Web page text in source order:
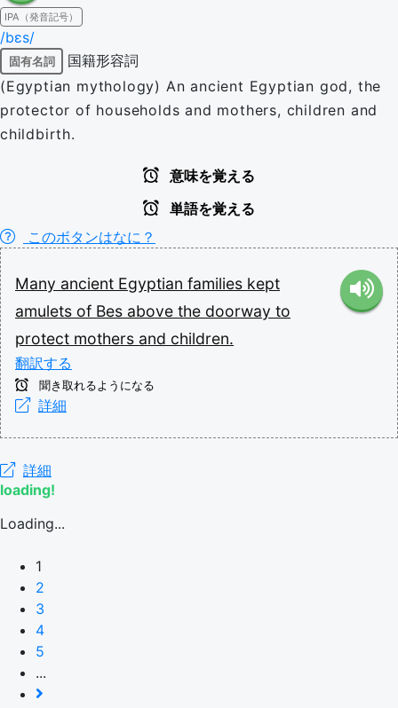
IPA（発音記号）
/bɛs/
固有名詞
国籍形容詞
(Egyptian mythology) An ancient Egyptian god, the
protector of households and mothers, children and
childbirth.
意味を覚える
単語を覚える
このボタンはなに？
Many ancient Egyptian families kept
amulets of Bes above the doorway to
protect mothers and children.
翻訳する
聞き取れるようになる
詳細
詳細
loading!
Loading...
1
2
3
4
5
...